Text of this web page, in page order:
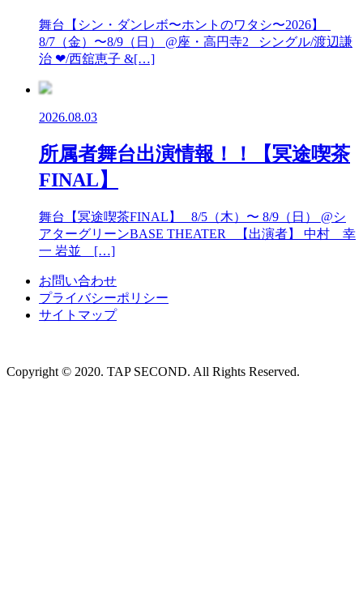
舞台【シン・ダンレボ〜ホントのワタシ〜2026】
8/7（金）〜8/9（日） @座・高円寺2 シングル/渡辺謙
治 ❤︎/西舘恵子 &[…]
2026.08.03
所属者舞台出演情報！！【冥途喫茶
FINAL】
舞台【冥途喫茶FINAL】 8/5（木）〜 8/9（日） @シ
アターグリーンBASE THEATER 【出演者】 中村 幸
一 岩並 […]
お問い合わせ
プライバシーポリシー
サイトマップ
Copyright © 2020. TAP SECOND. All Rights Reserved.